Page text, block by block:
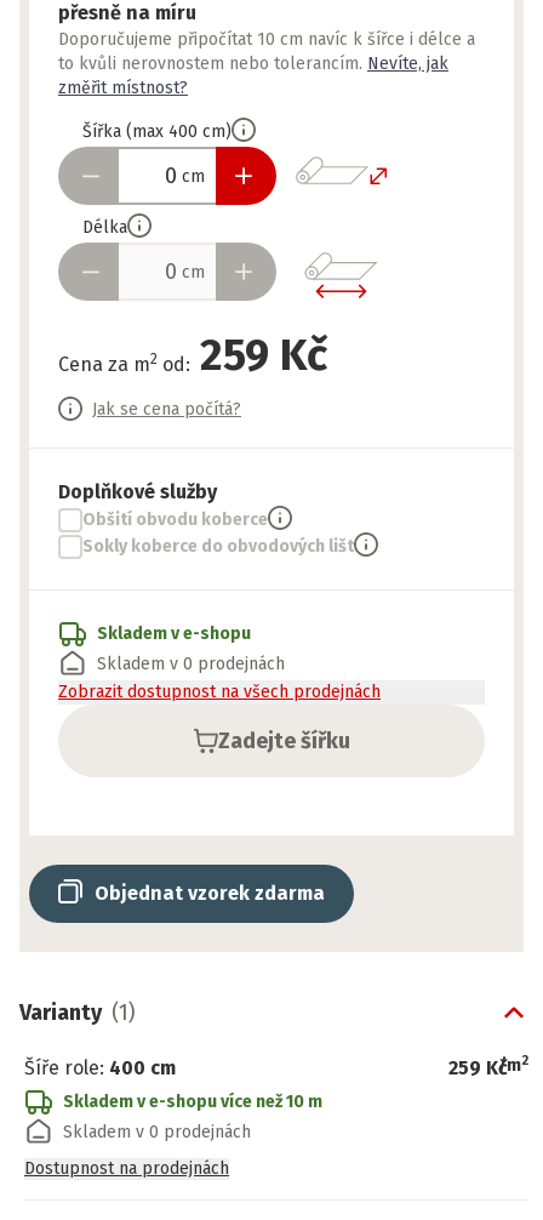
přesně na míru
Doporučujeme připočítat 10 cm navíc k šířce i délce a
to kvůli nerovnostem nebo tolerancím. Nevíte, jak
změřit místnost?
Šířka (max 400 cm)
cm
Délka
cm
Cena za m2 od: 259 Kč
Jak se cena počítá?
Doplňkové služby
Obšití obvodu koberce
Sokly koberce do obvodových lišt
Zadejte šířku
Skladem v e-shopu
Skladem v 0 prodejnách
Zobrazit dostupnost na všech prodejnách
Objednat vzorek zdarma
Varianty (1)
Šíře role: 400 cm 259 Kč
/m2
Skladem v e-shopuvíce než 10 m
Skladem v 0 prodejnách
Dostupnost na prodejnách